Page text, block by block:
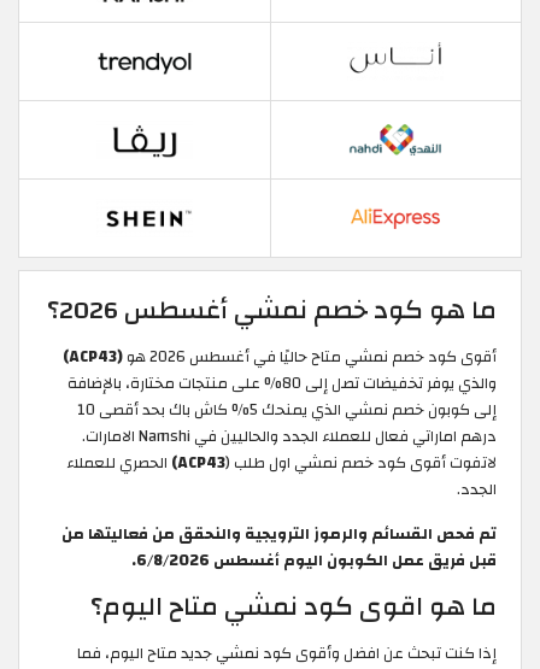
ما هو كود خصم نمشي أغسطس 2026؟
أقوى كود خصم نمشي متاح حاليًا في أغسطس 2026 هو
(ACP43)
والذي يوفر تخفيضات تصل إلى 80% على منتجات مختارة، بالإضافة
إلى كوبون خصم نمشي الذي يمنحك 5% كاش باك بحد أقصى 10
درهم اماراتي فعال للعملاء الجدد والحاليين في Namshi الامارات.
لاتفوت أقوى كود خصم نمشي اول طلب (ACP43) الحصري للعملاء
الجدد.
تم فحص القسائم والرموز الترويجية والنحقق من فعاليتها من
قبل فريق عمل الكوبون اليوم أغسطس 6/8/2026.
ما هو اقوى كود نمشي متاح اليوم؟
إذا كنت تبحث عن افضل وأقوى كود نمشي جديد متاح اليوم، فما